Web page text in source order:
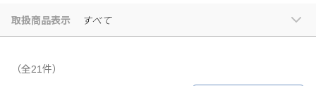
取扱商品表示 すべて
（全21件）